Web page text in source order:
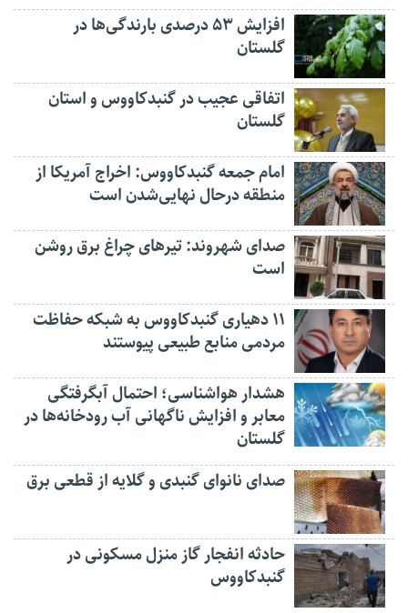
افزایش ۵۳ درصدی بارندگی‌ها در
گلستان
اتفاقی عجیب در‌ گنبدکاووس و استان
گلستان
امام جمعه گنبدکاووس: اخراج آمریکا از
منطقه درحال نهایی‌شدن است
صدای شهروند: تیرهای چراغ برق روشن
است
۱۱ دهیاری گنبدکاووس به شبکه حفاظت
مردمی منابع طبیعی پیوستند
هشدار هواشناسی؛ احتمال آبگرفتگی
معابر و افزایش ناگهانی آب رودخانه‌ها در
گلستان
صدای نانوای گنبدی و گلایه از قطعی برق
حادثه انفجار گاز منزل مسکونی در
گنبدکاووس